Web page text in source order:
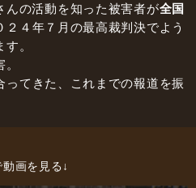
んの活動を知った被害者が全国
２４年７月の最高裁判決でよう
。
ってきた、これまでの報道を振
画を見る↓